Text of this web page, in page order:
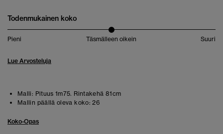
Todenmukainen koko
Pieni Täsmälleen oikein Suuri
Lue Arvosteluja
Malli: Pituus 1m75. Rintakehä 81cm
Mallin päällä oleva koko: 26
Koko-Opas